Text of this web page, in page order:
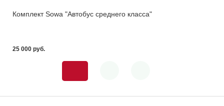
Комплект Sowa "Автобус среднего класса"
25 000 pуб.